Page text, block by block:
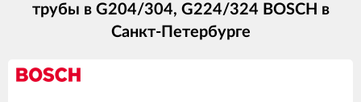
трубы в G204/304, G224/324 BOSCH в
Санкт-Петербурге
Изображения